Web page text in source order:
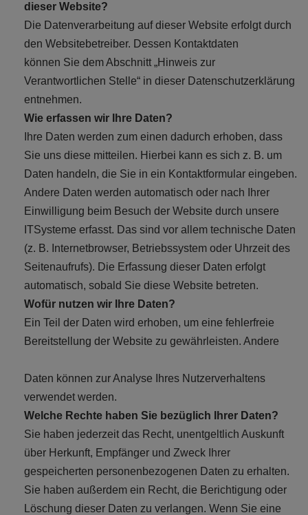
dieser Website?
Die Datenverarbeitung auf dieser Website erfolgt durch
den Websitebetreiber. Dessen Kontaktdaten
können Sie dem Abschnitt „Hinweis zur
Verantwortlichen Stelle“ in dieser Datenschutzerklärung
entnehmen.
Wie erfassen wir Ihre Daten?
Ihre Daten werden zum einen dadurch erhoben, dass
Sie uns diese mitteilen. Hierbei kann es sich z. B. um
Daten handeln, die Sie in ein Kontaktformular eingeben.
Andere Daten werden automatisch oder nach Ihrer
Einwilligung beim Besuch der Website durch unsere
ITSysteme erfasst. Das sind vor allem technische Daten
(z. B. Internetbrowser, Betriebssystem oder Uhrzeit des
Seitenaufrufs). Die Erfassung dieser Daten erfolgt
automatisch, sobald Sie diese Website betreten.
Wofür nutzen wir Ihre Daten?
Ein Teil der Daten wird erhoben, um eine fehlerfreie
Bereitstellung der Website zu gewährleisten. Andere
Daten können zur Analyse Ihres Nutzerverhaltens
verwendet werden.
Welche Rechte haben Sie bezüglich Ihrer Daten?
Sie haben jederzeit das Recht, unentgeltlich Auskunft
über Herkunft, Empfänger und Zweck Ihrer
gespeicherten personenbezogenen Daten zu erhalten.
Sie haben außerdem ein Recht, die Berichtigung oder
Löschung dieser Daten zu verlangen. Wenn Sie eine